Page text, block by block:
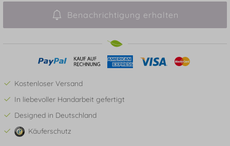
Benachrichtigung erhalten
Kostenloser Versand
In liebevoller Handarbeit gefertigt
Designed in Deutschland
Käuferschutz